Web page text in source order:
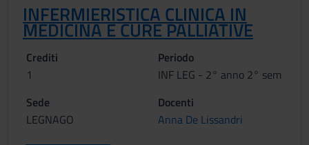
INFERMIERISTICA CLINICA IN
MEDICINA E CURE PALLIATIVE
Crediti
1
Periodo
INF LEG - 2° anno 2° sem
Sede
LEGNAGO
Docenti
Anna De Lissandri